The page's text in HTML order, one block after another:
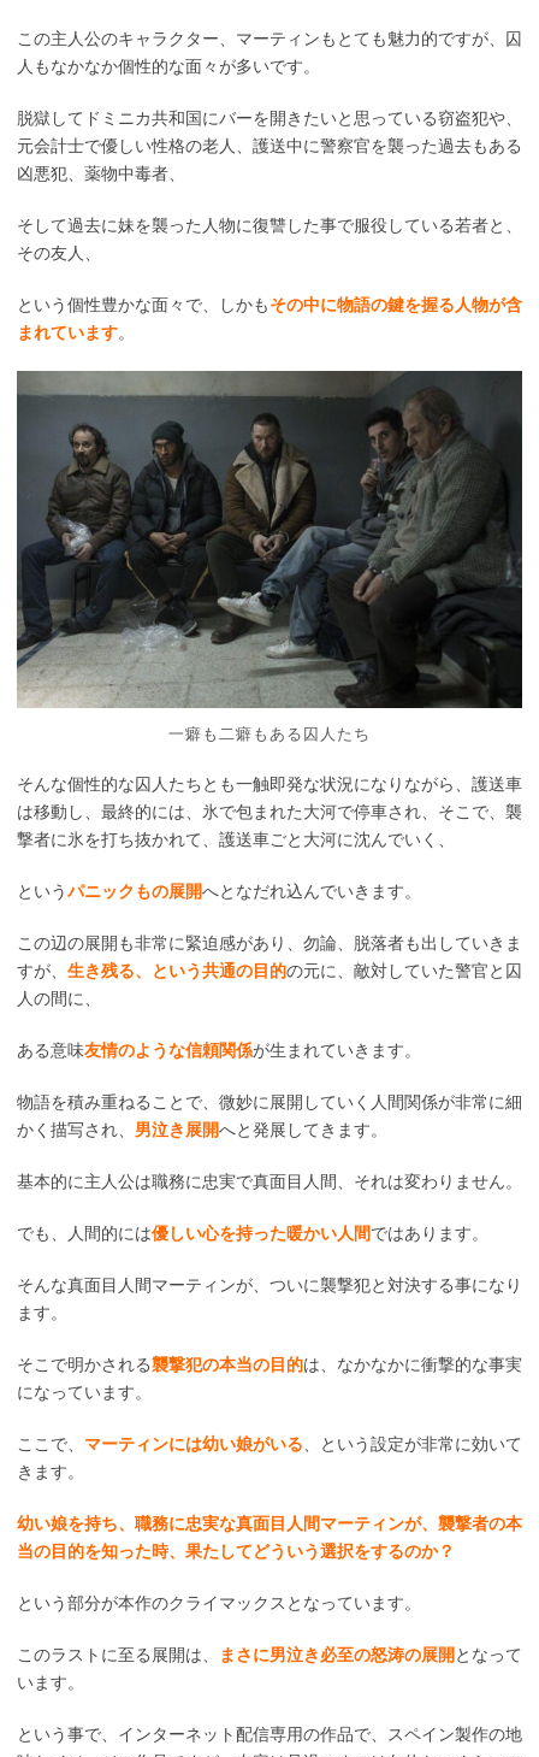
この主人公のキャラクター、マーティンもとても魅力的ですが、囚
人もなかなか個性的な面々が多いです。
脱獄してドミニカ共和国にバーを開きたいと思っている窃盗犯や、
元会計士で優しい性格の老人、護送中に警察官を襲った過去もある
凶悪犯、薬物中毒者、
そして過去に妹を襲った人物に復讐した事で服役している若者と、
その友人、
という個性豊かな面々で、しかもその中に物語の鍵を握る人物が含
まれています。
一癖も二癖もある囚人たち
そんな個性的な囚人たちとも一触即発な状況になりながら、護送車
は移動し、最終的には、氷で包まれた大河で停車され、そこで、襲
撃者に氷を打ち抜かれて、護送車ごと大河に沈んでいく、
というパニックもの展開へとなだれ込んでいきます。
この辺の展開も非常に緊迫感があり、勿論、脱落者も出していきま
すが、 生き残る、という共通の目的の元に、敵対していた警官と囚
人の間に、
ある意味友情のような信頼関係が生まれていきます。
物語を積み重ねることで、微妙に展開していく人間関係が非常に細
かく描写され、 男泣き展開へと発展してきます。
基本的に主人公は職務に忠実で真面目人間、それは変わりません。
でも、人間的には優しい心を持った暖かい人間ではあります。
そんな真面目人間マーティンが、ついに襲撃犯と対決する事になり
ます。
そこで明かされる襲撃犯の本当の目的は、なかなかに衝撃的な事実
になっています。
ここで、 マーティンには幼い娘がいる 、という設定が非常に効いて
きます。
幼い娘を持ち、職務に忠実な真面目人間マーティンが、襲撃者の本
当の目的を知った時、果たしてどういう選択をするのか？
という部分が本作のクライマックスとなっています。
このラストに至る展開は、 まさに男泣き必至の怒涛の展開 となって
います。
という事で、インターネット配信専用の作品で、スペイン製作の地